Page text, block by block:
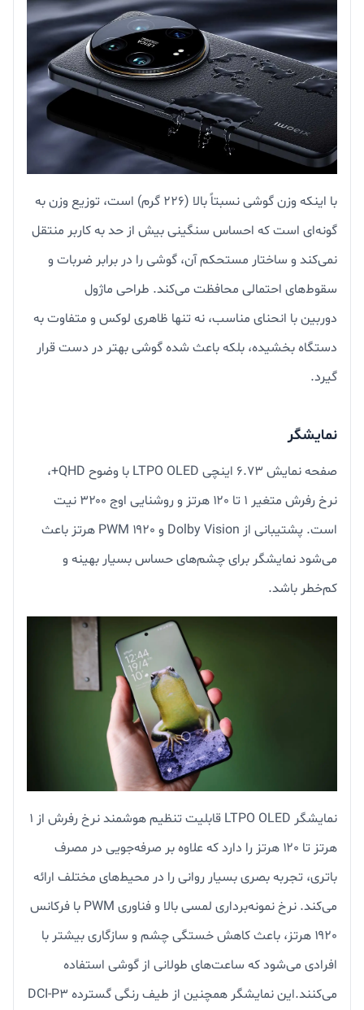
با اینکه وزن گوشی نسبتاً بالا (۲۲۶ گرم) است، توزیع وزن به
گونه‌ای است که احساس سنگینی بیش از حد به کاربر منتقل
نمی‌کند و ساختار مستحکم آن، گوشی را در برابر ضربات و
سقوط‌های احتمالی محافظت می‌کند. طراحی ماژول
دوربین با انحنای مناسب، نه تنها ظاهری لوکس و متفاوت به
دستگاه بخشیده، بلکه باعث شده گوشی بهتر در دست قرار
گیرد.
نمایشگر
صفحه نمایش ۶.۷۳ اینچی LTPO OLED با وضوح QHD+،
نرخ رفرش متغیر ۱ تا ۱۲۰ هرتز و روشنایی اوج ۳۲۰۰ نیت
است. پشتیبانی از Dolby Vision و PWM ۱۹۲۰ هرتز باعث
می‌شود نمایشگر برای چشم‌های حساس بسیار بهینه و
کم‌خطر باشد.
نمایشگر LTPO OLED قابلیت تنظیم هوشمند نرخ رفرش از ۱
هرتز تا ۱۲۰ هرتز را دارد که علاوه بر صرفه‌جویی در مصرف
باتری، تجربه بصری بسیار روانی را در محیط‌های مختلف ارائه
می‌کند. نرخ نمونه‌برداری لمسی بالا و فناوری PWM با فرکانس
۱۹۲۰ هرتز، باعث کاهش خستگی چشم و سازگاری بیشتر با
افرادی می‌شود که ساعت‌های طولانی از گوشی استفاده
می‌کنند.این نمایشگر همچنین از طیف رنگی گسترده DCI-P3